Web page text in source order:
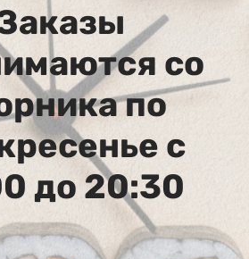
801. Рис
€ В корзину
:
со
по
с
до 20:30